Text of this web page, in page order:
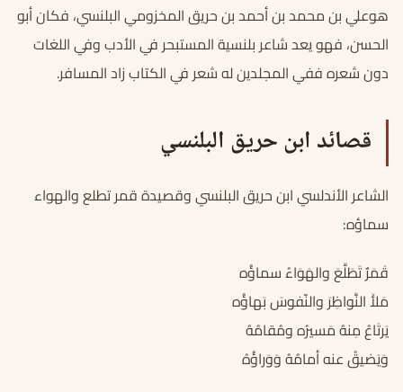
هوعلي بن محمد بن أحمد بن حريق المخزومي البلنسي، فكان أبو
الحسن، فهو يعد شاعر بلنسية المستبحر في الأدب وفي اللغات
دون شعره ففي المجلدين له شعر في الكتاب زاد المسافر.
قصائد ابن حريق البلنسي
الشاعر الأندلسي ابن حريق البلنسي وقصيدة قمر تطلع والهواء
سماؤه:
قَمَرٌ تَطَلَّعَ والهَوَاءُ سماؤُه
مَلأَ النَّواظِرَ والنّفوسَ بَهاؤُه
يَرتَاعُ مِنهُ مَسيرُه ومُقامُهُ
وَيَضيقُ عنه أمامُهُ وَوَراؤُهُ